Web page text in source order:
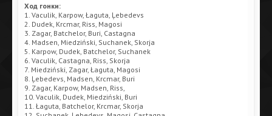
Ход гонки:
1. Vaculik, Karpow, Łaguta, Ļebedevs
2. Dudek, Krcmar, Riss, Magosi
3. Zagar, Batchelor, Buri, Castagna
4. Madsen, Miedziński, Suchanek, Skorja
5. Karpow, Dudek, Batchelor, Suchanek
6. Vaculik, Castagna, Riss, Skorja
7. Miedziński, Zagar, Łaguta, Magosi
8. Ļebedevs, Madsen, Krcmar, Buri
9. Zagar, Karpow, Madsen, Riss,
10. Vaculik, Dudek, Miedziński, Buri
11. Łaguta, Batchelor, Krcmar, Skorja